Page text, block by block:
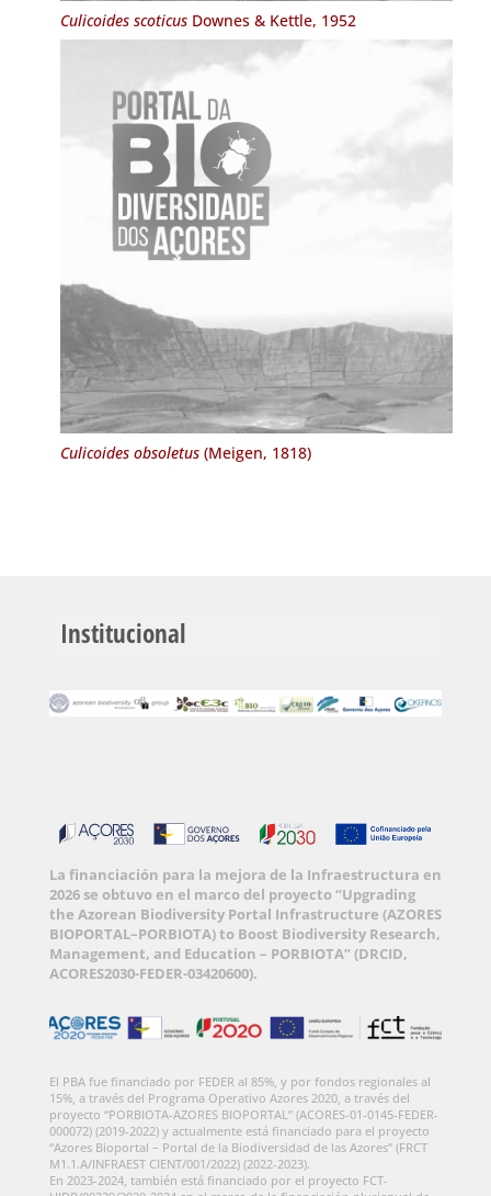
Culicoides scoticusDownes & Kettle, 1952
Culicoides obsoletus(Meigen, 1818)
Institucional
La financiación para la mejora de la Infraestructura en
2026 se obtuvo en el marco del proyecto “Upgrading
the Azorean Biodiversity Portal Infrastructure (AZORES
BIOPORTAL–PORBIOTA) to Boost Biodiversity Research,
Management, and Education – PORBIOTA” (DRCID,
ACORES2030-FEDER-03420600).
El PBA fue financiado por FEDER al 85%, y por fondos regionales al
15%, a través del Programa Operativo Azores 2020, a través del
proyecto “PORBIOTA-AZORES BIOPORTAL” (ACORES-01-0145-FEDER-
000072) (2019-2022) y actualmente está financiado para el proyecto
“Azores Bioportal – Portal de la Biodiversidad de las Azores” (FRCT
M1.1.A/INFRAEST CIENT/001/2022) (2022-2023).
En 2023-2024, también está financiado por el proyecto FCT-